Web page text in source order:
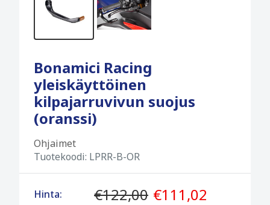
Bonamici Racing
yleiskäyttöinen
kilpajarruvivun suojus
(oranssi)
Ohjaimet
Tuotekoodi: LPRR-B-OR
Hinta: €122,00 €111,02